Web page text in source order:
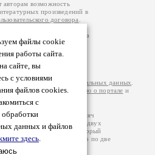
файлы cookie
работы сайта.
сайте, вы
с условиями
файлов cookies.
с
данных и файлов
здесь.
авторам возможность
произведений в
договора
принадлежат авторам
произведений возможна
которому вы можете
Ответственность за
самостоятельно на
законодательства
обработки персональных данных
подробнуюинформацию о портале и
– порядка 200 тысяч
просматривают более двух
посещаемости, который
В каждой графе указано по две
посетителей.